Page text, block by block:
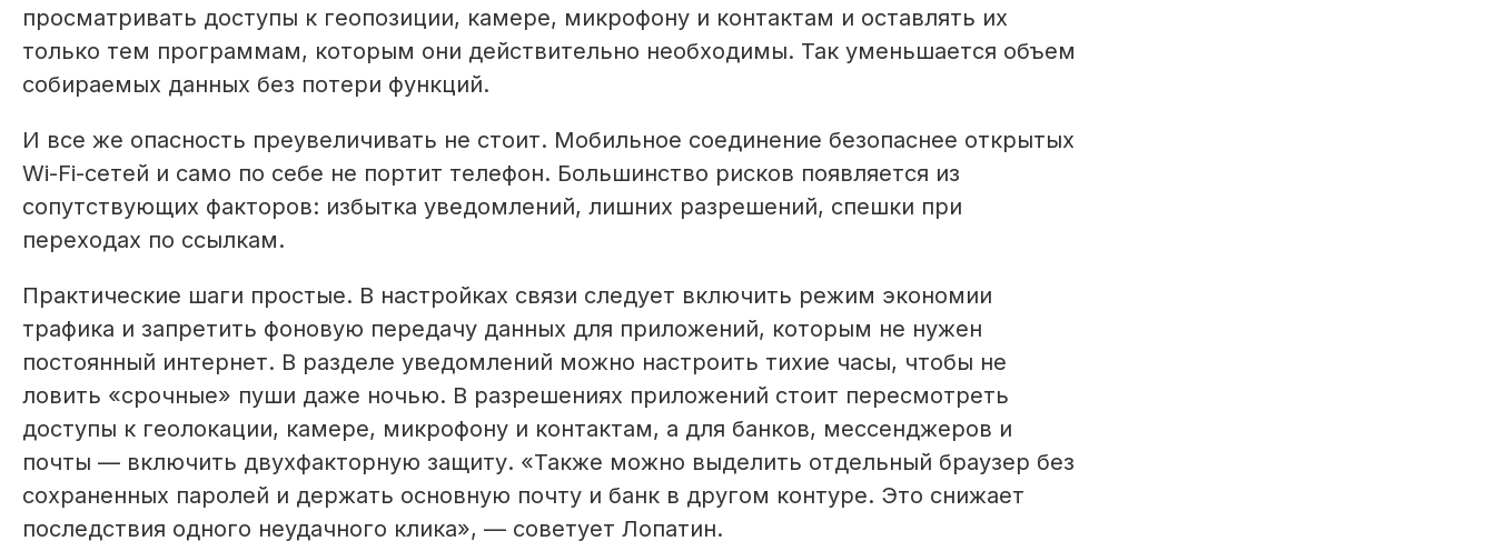
просматривать доступы к геопозиции, камере, микрофону и контактам и оставлять их
только тем программам, которым они действительно необходимы. Так уменьшается объем
собираемых данных без потери функций.
И все же опасность преувеличивать не стоит. Мобильное соединение безопаснее открытых
Wi-Fi-сетей и само по себе не портит телефон. Большинство рисков появляется из
сопутствующих факторов: избытка уведомлений, лишних разрешений, спешки при
переходах по ссылкам.
Практические шаги простые. В настройках связи следует включить режим экономии
трафика и запретить фоновую передачу данных для приложений, которым не нужен
постоянный интернет. В разделе уведомлений можно настроить тихие часы, чтобы не
ловить «срочные» пуши даже ночью. В разрешениях приложений стоит пересмотреть
доступы к геолокации, камере, микрофону и контактам, а для банков, мессенджеров и
почты — включить двухфакторную защиту. «Также можно выделить отдельный браузер без
сохраненных паролей и держать основную почту и банк в другом контуре. Это снижает
последствия одного неудачного клика», — советует Лопатин.